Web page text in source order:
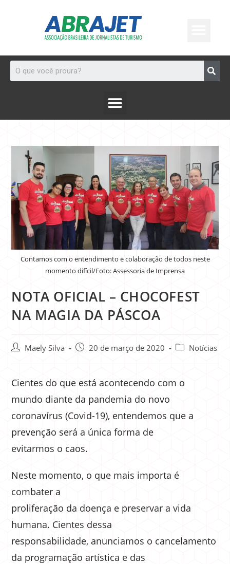
Contamos com o entendimento e colaboração de todos neste
momento difícil/Foto: Assessoria de Imprensa
NOTA OFICIAL – CHOCOFEST
NA MAGIA DA PÁSCOA
Maely Silva 20 de março de 2020 Notícias
Cientes do que está acontecendo com o
mundo diante da pandemia do novo
coronavírus (Covid-19), entendemos que a
prevenção será a única forma de
evitarmos o caos.
Neste momento, o que mais importa é
combater a
proliferação da doença e preservar a vida
humana. Cientes dessa
responsabilidade, anunciamos o cancelamento
da programação artística e das